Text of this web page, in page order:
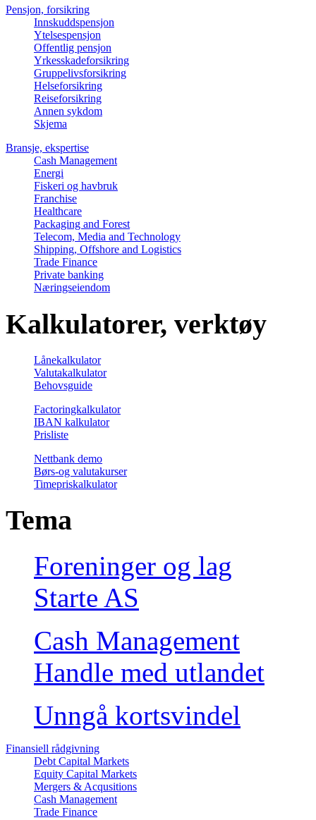
Pensjon, forsikring
Innskuddspensjon
Ytelsespensjon
Offentlig pensjon
Yrkesskadeforsikring
Gruppelivsforsikring
Helseforsikring
Reiseforsikring
Annen sykdom
Skjema
Bransje, ekspertise
Cash Management
Energi
Fiskeri og havbruk
Franchise
Healthcare
Packaging and Forest
Telecom, Media and Technology
Shipping, Offshore and Logistics
Trade Finance
Private banking
Næringseiendom
Kalkulatorer, verktøy
Lånekalkulator
Valutakalkulator
Behovsguide
Factoringkalkulator
IBAN kalkulator
Prisliste
Nettbank demo
Børs-og valutakurser
Timepriskalkulator
Tema
Foreninger og lag
Starte AS
Cash Management
Handle med utlandet
Unngå kortsvindel
Finansiell rådgivning
Debt Capital Markets
Equity Capital Markets
Mergers & Acqusitions
Cash Management
Trade Finance